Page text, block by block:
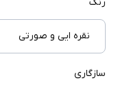
نقره ایی و صورتی
سازگاری